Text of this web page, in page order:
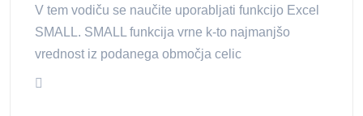
V tem vodiču se naučite uporabljati funkcijo Excel
SMALL. SMALL funkcija vrne k-to najmanjšo
vrednost iz podanega območja celic